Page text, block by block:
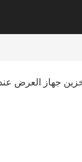
جهاز العرض